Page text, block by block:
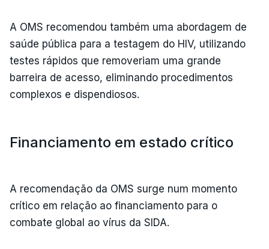
A OMS recomendou também uma abordagem de
saúde pública para a testagem do HIV, utilizando
testes rápidos que removeriam uma grande
barreira de acesso, eliminando procedimentos
complexos e dispendiosos.
Financiamento em estado crítico
A recomendação da OMS surge num momento
crítico em relação ao financiamento para o
combate global ao vírus da SIDA.